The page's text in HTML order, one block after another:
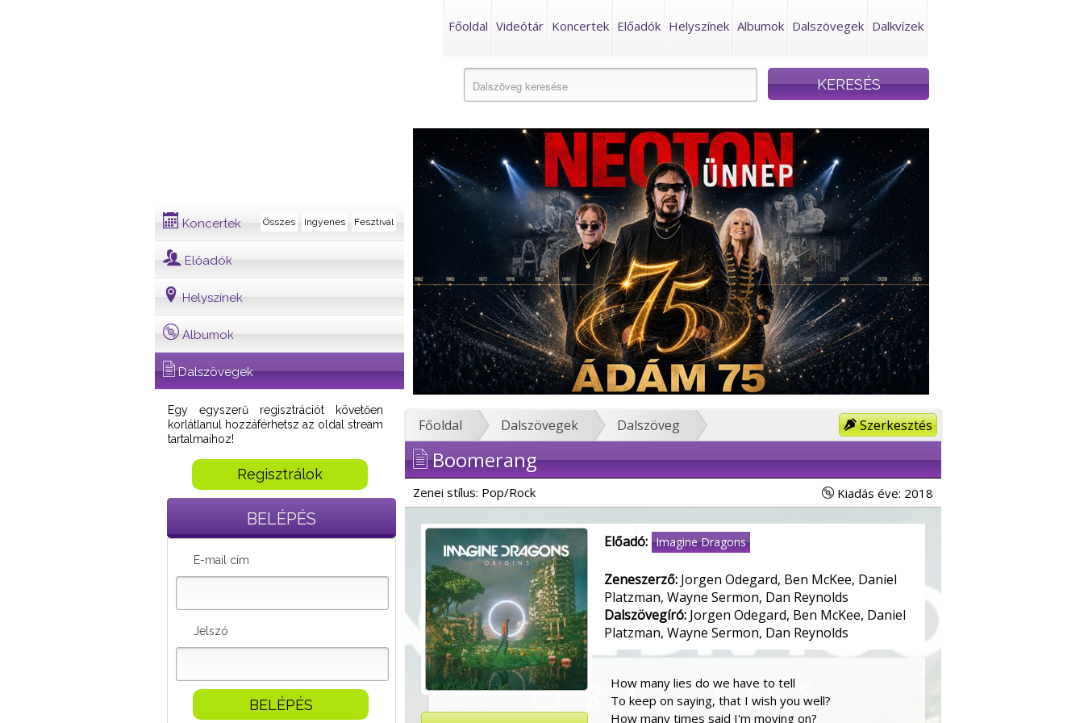
Főoldal Videótár Koncertek Előadók Helyszínek Albumok Dalszövegek Dalkvízek
Koncertek Fesztivál
Ingyenes
Összes
Előadók
Helyszínek
Albumok
Dalszövegek
Egy egyszerű regisztrációt követően
korlátlanul hozzáférhetsz az oldal stream
tartalmaihoz!
Regisztrálok
BELÉPÉS
E-mail cím
Jelszó
Szerkesztés
Főoldal Dalszövegek Dalszöveg
Boomerang
Zenei stílus: Pop/Rock Kiadás éve: 2018
Előadó: Imagine Dragons
Zeneszerző: Jorgen Odegard, Ben McKee, Daniel
Platzman, Wayne Sermon, Dan Reynolds
Dalszövegíró: Jorgen Odegard, Ben McKee, Daniel
Platzman, Wayne Sermon, Dan Reynolds
How many lies do we have to tell
To keep on saying, that I wish you well?
How many times said I'm moving on?